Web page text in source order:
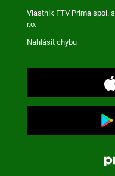
Vlastník FTV Prima spol. s
r.o.
Nahlásit chybu